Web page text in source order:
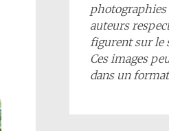
photographies
auteurs
figurent sur le
Ces images
dans un